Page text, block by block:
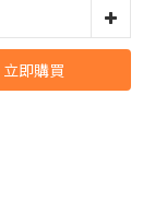
立即購買